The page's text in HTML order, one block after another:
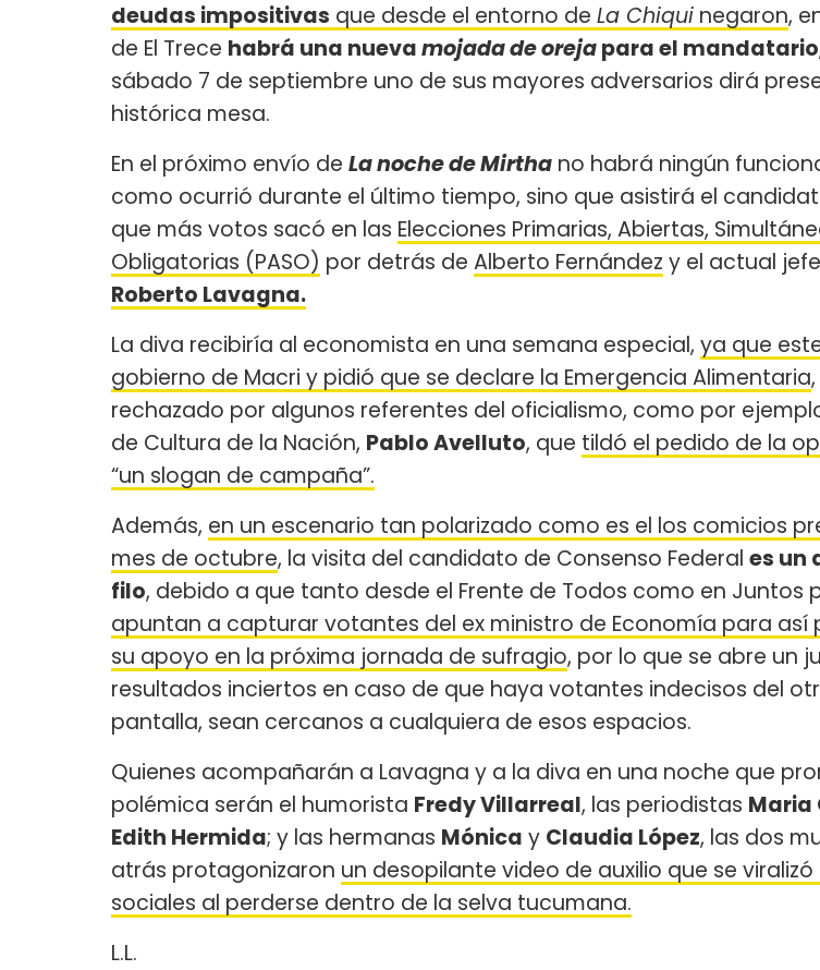
deudas impositivas que desde el entorno de La Chiqui negaron,
de El Trece habrá una nuevamojada de orejapara el mandatario
sábado 7 de septiembre uno de sus mayores adversarios dirá
histórica mesa.
En el próximo envío de La noche de Mirtha no habrá ningún
como ocurrió durante el último tiempo, sino que asistirá el
que más votos sacó en las Elecciones Primarias, Abiertas,
Obligatorias (PASO) por detrás de Alberto Fernández y el actual
Roberto Lavagna.
La diva recibiría al economista en una semana especial, ya que
gobierno de Macri y pidió que se declare la Emergencia Alimentaria
rechazado por algunos referentes del oficialismo, como por
de Cultura de la Nación, Pablo Avelluto, que tildó el pedido de la
“un slogan de campaña”.
Además, en un escenario tan polarizado como es el los comicios
mes de octubre, la visita del candidato de Consenso Federal es un
filo, debido a que tanto desde el Frente de Todos como en Juntos
apuntan a capturar votantes del ex ministro de Economía para así
su apoyo en la próxima jornada de sufragio, por lo que se abre un
resultados inciertos en caso de que haya votantes indecisos del
pantalla, sean cercanos a cualquiera de esos espacios.
Quienes acompañarán a Lavagna y a la diva en una noche que
polémica serán el humorista Fredy Villarreal, las periodistas Maria
Edith Hermida; y las hermanas Mónica y Claudia López, las dos
atrás protagonizaron un desopilante video de auxilio que se viralizó
sociales al perderse dentro de la selva tucumana.
L.L.